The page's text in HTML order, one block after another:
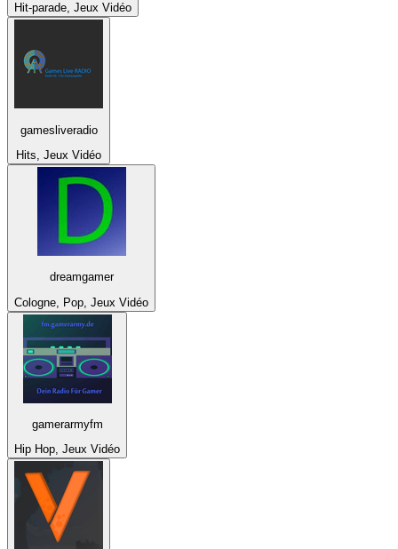
Hit-parade, Jeux Vidéo
gamesliveradio
Hits, Jeux Vidéo
dreamgamer
Cologne, Pop, Jeux Vidéo
gamerarmyfm
Hip Hop, Jeux Vidéo